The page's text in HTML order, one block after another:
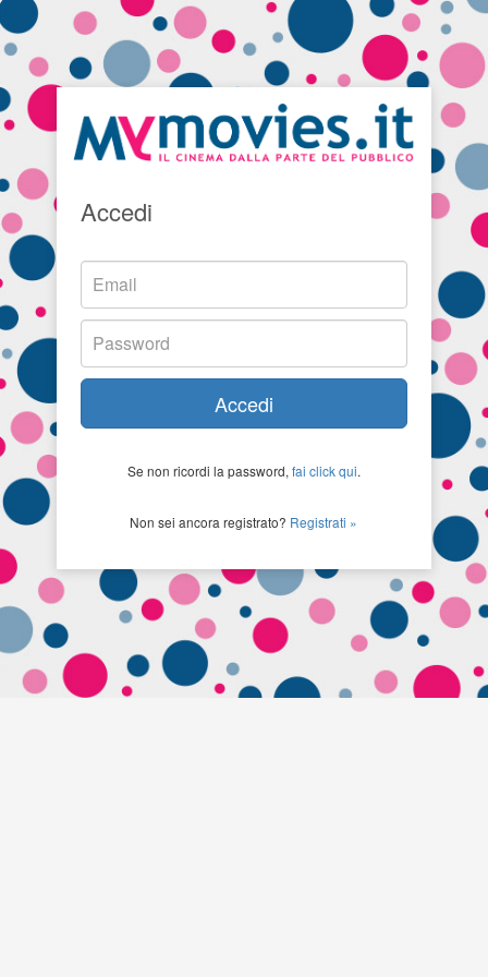
Accedi
Accedi
Se non ricordi la password, fai click qui.
Non sei ancora registrato? Registrati »